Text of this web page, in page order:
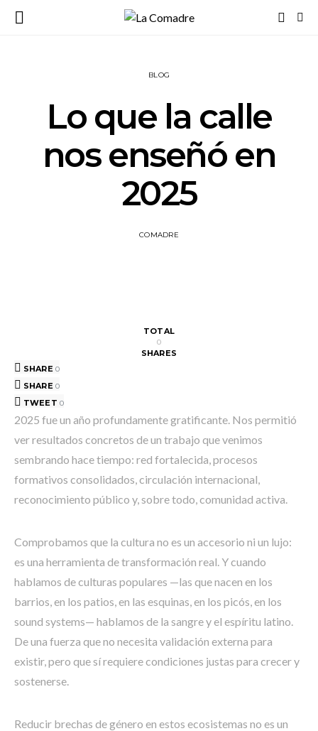
BLOG
Lo que la calle
nos enseñó en
2025
COMADRE
TOTAL
0
SHARES
SHARE 0
SHARE 0
TWEET 0
2025 fue un año profundamente gratificante. Nos permitió
ver resultados concretos de un trabajo que venimos
sembrando hace tiempo: red fortalecida, procesos
formativos consolidados, circulación internacional,
reconocimiento público y, sobre todo, comunidad activa.
Comprobamos que la cultura no es un accesorio ni un lujo:
es una herramienta de transformación real. Y cuando
hablamos de culturas populares —las que nacen en los
barrios, en los patios, en las esquinas, en los picós, en los
sound systems— hablamos de la sangre y el espíritu latino.
De una fuerza que no necesita validación externa para
existir, pero que sí requiere condiciones justas para crecer y
sostenerse.
Reducir brechas de género en estos ecosistemas no es un